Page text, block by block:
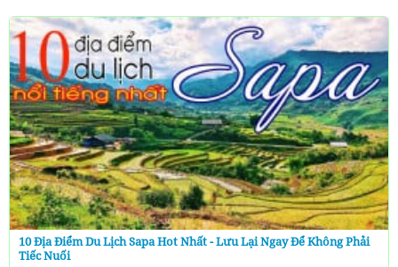
10 Địa Điểm Du Lịch Sapa Hot Nhất - Lưu Lại Ngay Để Không Phải
Tiếc Nuối